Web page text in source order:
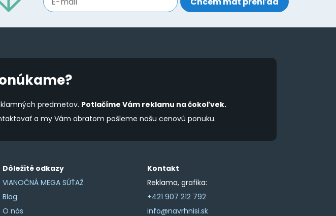
predmetov. Potlačíme Vám reklamu na čokoľvek.
a my Vám obratom pošleme našu cenovú ponuku.
Dôležité odkazy
VIANOČNÁ MEGA SÚŤAŽ
Blog
O nás
Kontakt
Reklama, grafika:
+421 907 212 792
info@navrhnisi.sk